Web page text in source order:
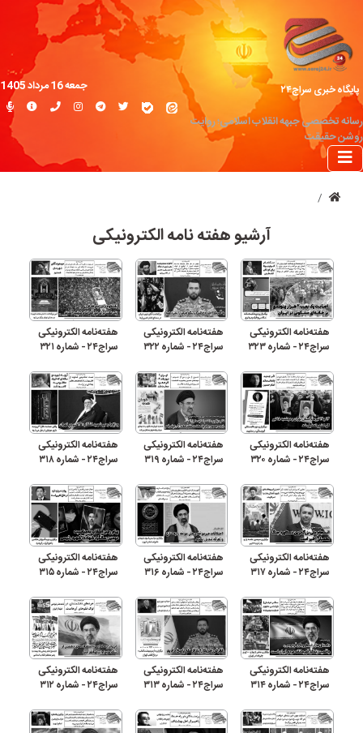
پایگاه خبری سراج۲۴
رسانه تخصصی جبهه انقلاب اسلامی؛ روایت
روشن حقیقت
جمعه 16 مرداد 1405
آرشیو هفته نامه الکترونیکی
هفته‌نامه الکترونیکی
سراج۲۴ - شماره ۳۲۳
هفته‌نامه الکترونیکی
سراج۲۴ - شماره ۳۲۲
هفته‌نامه الکترونیکی
سراج۲۴ - شماره ۳۲۱
هفته‌نامه الکترونیکی
سراج۲۴ - شماره ۳۲۰
هفته‌نامه الکترونیکی
سراج۲۴ - شماره ۳۱۹
هفته‌نامه الکترونیکی
سراج۲۴ - شماره ۳۱۸
هفته‌نامه الکترونیکی
سراج۲۴ - شماره ۳۱۷
هفته‌نامه الکترونیکی
سراج۲۴ - شماره ۳۱۶
هفته‌نامه الکترونیکی
سراج۲۴ - شماره ۳۱۵
هفته‌نامه الکترونیکی
سراج۲۴ - شماره ۳۱۴
هفته‌نامه الکترونیکی
سراج۲۴ - شماره ۳۱۳
هفته‌نامه الکترونیکی
سراج۲۴ - شماره ۳۱۲